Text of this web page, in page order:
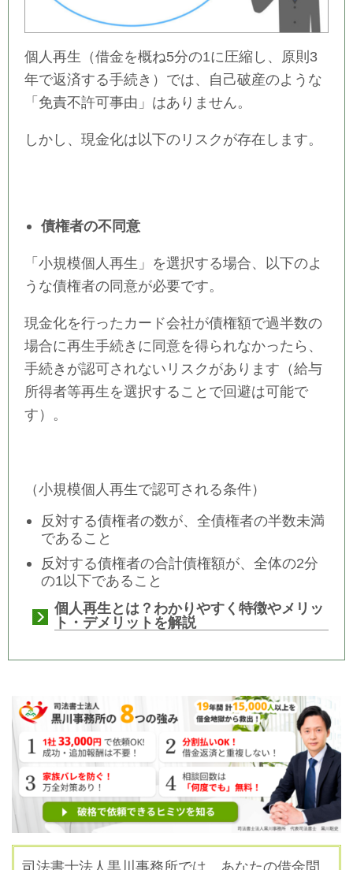
個人再生（借金を概ね5分の1に圧縮し、原則3
年で返済する手続き）では、自己破産のような
「免責不許可事由」はありません。
しかし、現金化は以下のリスクが存在します。
債権者の不同意
「小規模個人再生」を選択する場合、以下のよ
うな債権者の同意が必要です。
現金化を行ったカード会社が債権額で過半数の
場合に再生手続きに同意を得られなかったら、
手続きが認可されないリスクがあります（給与
所得者等再生を選択することで回避は可能で
す）。
（小規模個人再生で認可される条件）
反対する債権者の数が、全債権者の半数未満
であること
反対する債権者の合計債権額が、全体の2分
の1以下であること
個人再生とは？わかりやすく特徴やメリッ
ト・デメリットを解説
司法書士法人黒川事務所では、あなたの借金問